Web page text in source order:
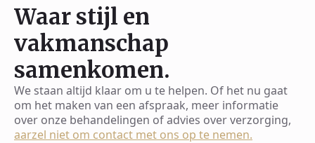
Waar stijl en
vakmanschap
samenkomen.
We staan altijd klaar om u te helpen. Of het nu gaat
om het maken van een afspraak, meer informatie
over onze behandelingen of advies over verzorging,
aarzel niet om contact met ons op te nemen.